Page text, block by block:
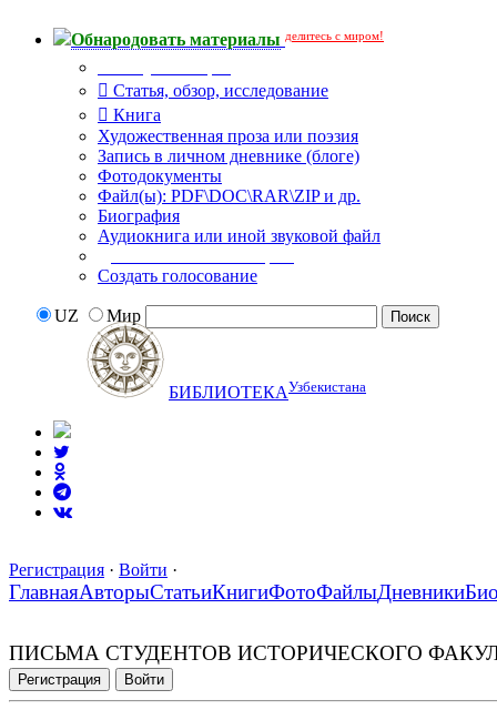
Обнародовать материалы делитесь с миром!
Статья, обзор, исследование
Книга
Художественная проза или поэзия
Запись в личном дневнике (блоге)
Фотодокументы
Файл(ы): PDF\DOC\RAR\ZIP и др.
Биография
Аудиокнига или иной звуковой файл
Создать голосование
UZ Мир
БИБЛИОТЕКАУзбекистана
Регистрация · Войти ·
ГлавнаяАвторыСтатьиКнигиФотоФайлыДневники
ПИСЬМА СТУДЕНТОВ ИСТОРИЧЕСКОГО
Регистрация Войти